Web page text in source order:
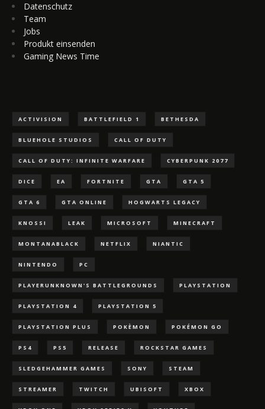
Datenschutz
Team
Jobs
Produkt einsenden
Gaming News Time
ACTIVISION BATTLEFIELD 1 BETHESDA
BLUEHOLE STUDIOS CALL OF DUTY
CALL OF DUTY: INFINITE WARFARE CYBERPUNK 2077
DICE EA FORTNITE GTA GTA 5
GTA 6 GTA ONLINE HOGWARTS LEGACY
KNOSSI LEAK MICROSOFT MINECRAFT
MONTANABLACK NETFLIX NIANTIC
NINTENDO PC
PLAYERUNKNOWN'S BATTLEGROUNDS PLAYSTATION
PLAYSTATION 4 PLAYSTATION 5
PLAYSTATION PLUS POKÈMON POKÉMON GO
PS4 PS5 RELEASE ROCKSTAR GAMES
SLEDGEHAMMER GAMES SONY STEAM
STREAMER TWITCH UBISOFT XBOX